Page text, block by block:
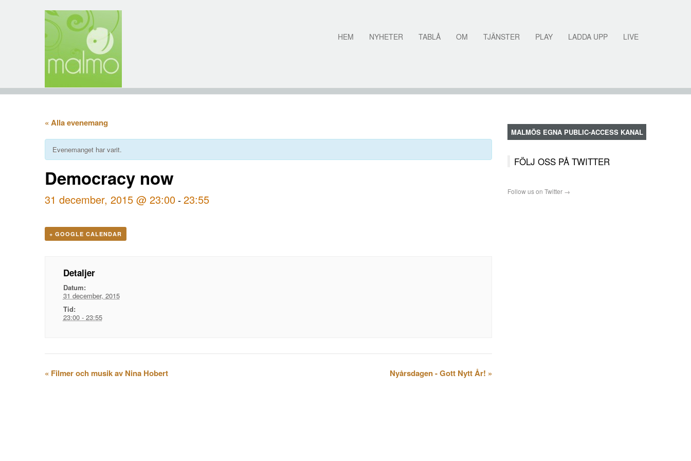
HEM NYHETER TABLÅ OM TJÄNSTER PLAY LADDA UPP LIVE
« Alla evenemang
Evenemanget har varit.
Democracy now
31 december, 2015 @ 23:00-23:55
+ GOOGLE CALENDAR
Detaljer
Datum:
31 december, 2015
Tid:
23:00 - 23:55
Evenemangsnavigation
« Filmer och musik av Nina Hobert Nyårsdagen - Gott Nytt År! »
MALMÖS EGNA PUBLIC-ACCESS KANAL
FÖLJ OSS PÅ TWITTER
Follow us on Twitter →